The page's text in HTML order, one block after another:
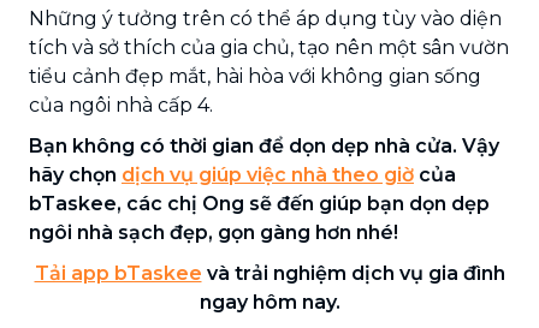
Những ý tưởng trên có thể áp dụng tùy vào diện
tích và sở thích của gia chủ, tạo nên một sân vườn
tiểu cảnh đẹp mắt, hài hòa với không gian sống
của ngôi nhà cấp 4.
Bạn không có thời gian để dọn dẹp nhà cửa. Vậy
hãy chọn dịch vụ giúp việc nhà theo giờ của
bTaskee, các chị Ong sẽ đến giúp bạn dọn dẹp
ngôi nhà sạch đẹp, gọn gàng hơn nhé!
Tải app bTaskee và trải nghiệm dịch vụ gia đình
ngay hôm nay.